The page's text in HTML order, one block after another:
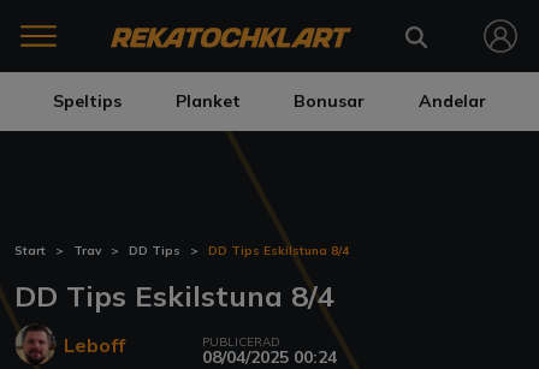
Speltips Planket Bonusar Andelar
Start Trav DD Tips DD Tips Eskilstuna 8/4
DD Tips Eskilstuna 8/4
Leboff PUBLICERAD
08/04/2025 00:24